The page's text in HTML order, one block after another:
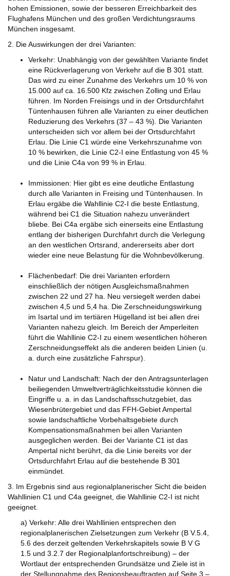
hohen Emissionen, sowie der besseren Erreichbarkeit des
Flughafens München und des großen Verdichtungsraums
München insgesamt.
2. Die Auswirkungen der drei Varianten:
Verkehr: Unabhängig von der gewählten Variante findet
eine Rückverlagerung von Verkehr auf die B 301 statt.
Das wird zu einer Zunahme des Verkehrs um 10 % von
15.000 auf ca. 16.500 Kfz zwischen Zolling und Erlau
führen. Im Norden Freisings und in der Ortsdurchfahrt
Tüntenhausen führen alle Varianten zu einer deutlichen
Reduzierung des Verkehrs (37 – 43 %). Die Varianten
unterscheiden sich vor allem bei der Ortsdurchfahrt
Erlau. Die Linie C1 würde eine Verkehrszunahme von
10 % bewirken, die Linie C2-I eine Entlastung von 45 %
und die Linie C4a von 99 % in Erlau.
Immissionen: Hier gibt es eine deutliche Entlastung
durch alle Varianten in Freising und Tüntenhausen. In
Erlau ergäbe die Wahllinie C2-I die beste Entlastung,
während bei C1 die Situation nahezu unverändert
bliebe. Bei C4a ergäbe sich einerseits eine Entlastung
entlang der bisherigen Durchfahrt durch die Verlegung
an den westlichen Ortsrand, andererseits aber dort
wieder eine neue Belastung für die Wohnbevölkerung.
Flächenbedarf: Die drei Varianten erfordern
einschließlich der nötigen Ausgleichsmaßnahmen
zwischen 22 und 27 ha. Neu versiegelt werden dabei
zwischen 4,5 und 5,4 ha. Die Zerschneidungswirkung
im Isartal und im tertiären Hügelland ist bei allen drei
Varianten nahezu gleich. Im Bereich der Amperleiten
führt die Wahllinie C2-I zu einem wesentlichen höheren
Zerschneidungseffekt als die anderen beiden Linien (u.
a. durch eine zusätzliche Fahrspur).
Natur und Landschaft: Nach der den Antragsunterlagen
beiliegenden Umweltverträglichkeitsstudie können die
Eingriffe u. a. in das Landschaftsschutzgebiet, das
Wiesenbrütergebiet und das FFH-Gebiet Ampertal
sowie landschaftliche Vorbehaltsgebiete durch
Kompensationsmaßnahmen bei allen Varianten
ausgeglichen werden. Bei der Variante C1 ist das
Ampertal nicht berührt, da die Linie bereits vor der
Ortsdurchfahrt Erlau auf die bestehende B 301
einmündet.
3. Im Ergebnis sind aus regionalplanerischer Sicht die beiden
Wahllinien C1 und C4a geeignet, die Wahllinie C2-I ist nicht
geeignet.
a) Verkehr: Alle drei Wahllinien entsprechen den
regionalplanerischen Zielsetzungen zum Verkehr (B V.5.4,
5.6 des derzeit geltenden Verkehrskapitels sowie B V G
1.5 und 3.2.7 der Regionalplanfortschreibung) – der
Wortlaut der entsprechenden Grundsätze und Ziele ist in
der Stellungnahme des Regionsbeauftragten auf Seite 3 –